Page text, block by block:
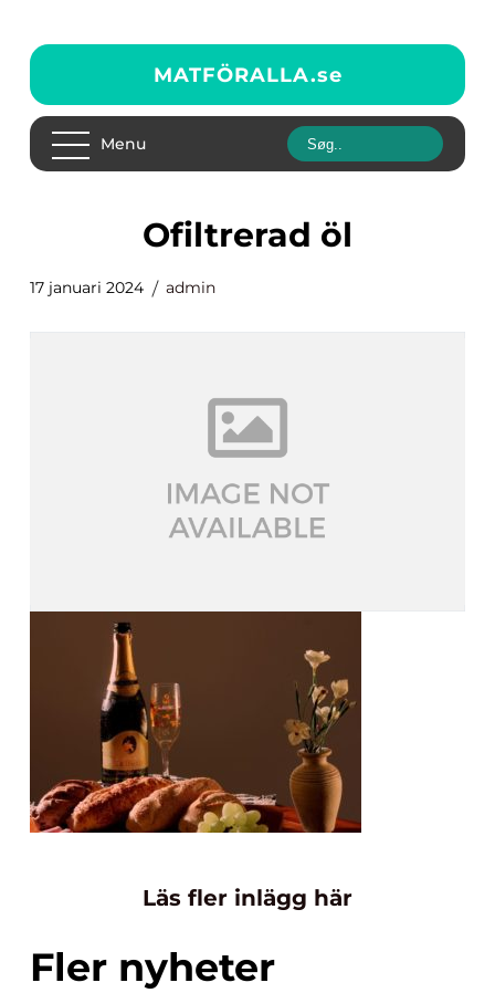
MATFÖRALLA.se
Menu
ofiltrerad öl
17 januari 2024 admin
Läs fler inlägg här
Fler nyheter